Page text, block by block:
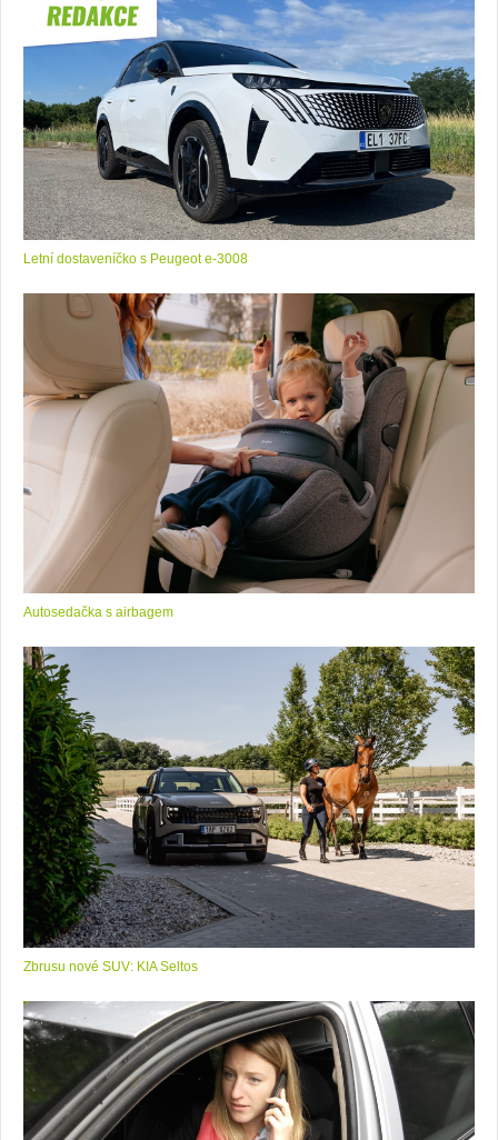
Letní dostaveníčko s Peugeot e-3008
Autosedačka s airbagem
Zbrusu nové SUV: KIA Seltos